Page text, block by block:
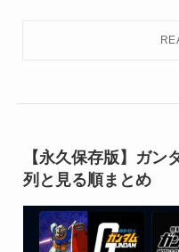
【永久保存版】ガン
列と見る順まとめ